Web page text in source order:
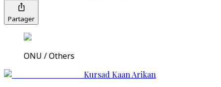
Partager
ONU / Others
Kursad Kaan Arikan